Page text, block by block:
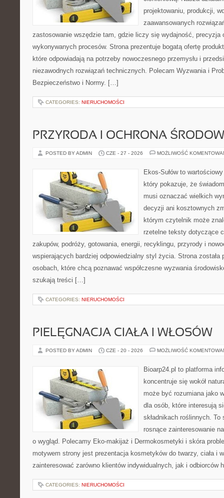
projektowaniu, produkcji,
zaawansowanych
zastosowanie wszędzie tam, gdzie liczy się wydajność, precyzja
wykonywanych procesów. Strona prezentuje bogatą ofertę
które odpowiadają na potrzeby nowoczesnego przemysłu i
niezawodnych rozwiązań technicznych. Polecam Wyzwania i
Bezpieczeństwo i Normy. […]
CATEGORIES: NIERUCHOMOŚCI
PRZYRODA I OCHRONA
POSTED BY ADMIN CZE - 27 - 2026 MOŻLIWOŚĆ
Ekos-Sułów to
który pokazuje, że
musi oznaczać wielkich
decyzji ani kosztownych
którym czytelnik może
rzetelne teksty dotyczące
zakupów, podróży, gotowania, energii, recyklingu, przyrody i
wspierających bardziej odpowiedzialny styl życia. Strona została
osobach, które chcą poznawać współczesne wyzwania
szukają treści […]
CATEGORIES: NIERUCHOMOŚCI
PIELĘGNACJA CIAŁA I WŁOSÓW
POSTED BY ADMIN CZE - 20 - 2026 MOŻLIWOŚĆ
Bioarp24.pl to platforma
koncentruje się wokół
może być rozumiana jako
dla osób, które interesują
składnikach roślinnych.
rosnące zainteresowanie
o wygląd. Polecamy Eko-makijaż i Dermokosmetyki i skóra
motywem strony jest prezentacja kosmetyków do twarzy, ciała i
zainteresować zarówno klientów indywidualnych, jak i
CATEGORIES: NIERUCHOMOŚCI